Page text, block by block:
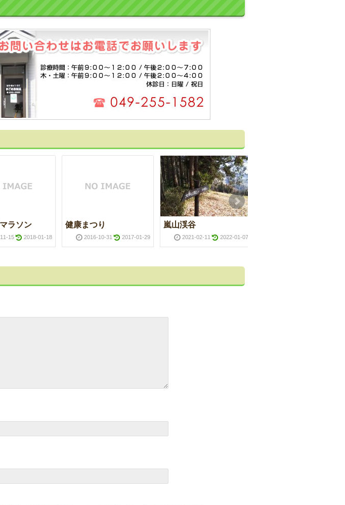
ラソン
15 2018-01-18
健康まつり
2016-10-31 2017-01-29
嵐山渓谷
2021-02-11 2022-01-07